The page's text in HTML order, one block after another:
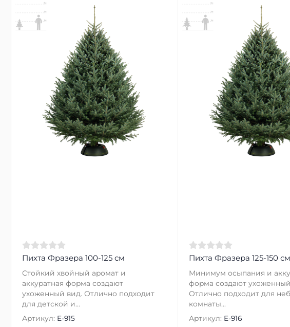
Пихта Фразера 100-125 см
Стойкий хвойный аромат и
аккуратная форма создают
ухоженный вид. Отлично подходит
для детской и...
Артикул: E-915
Пихта Фразера 125-150 см
Минимум осыпания и
форма создают
Отлично подходит для
комнаты...
Артикул: E-916